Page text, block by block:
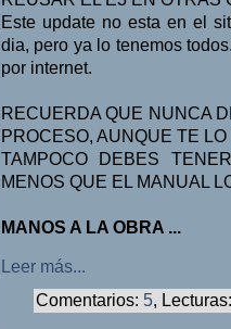
Este update no esta en el
dia, pero ya lo tenemos
por internet.
RECUERDA QUE NUNCA
PROCESO, AUNQUE TE
TAMPOCO DEBES
MENOS QUE EL MANUAL
MANOS A LA OBRA ...
Leer más...
Comentarios: 5,